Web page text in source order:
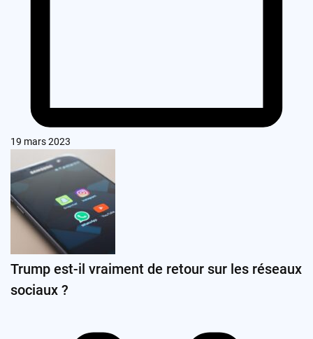
19 mars 2023
Trump est-il vraiment de retour sur les réseaux
sociaux ?